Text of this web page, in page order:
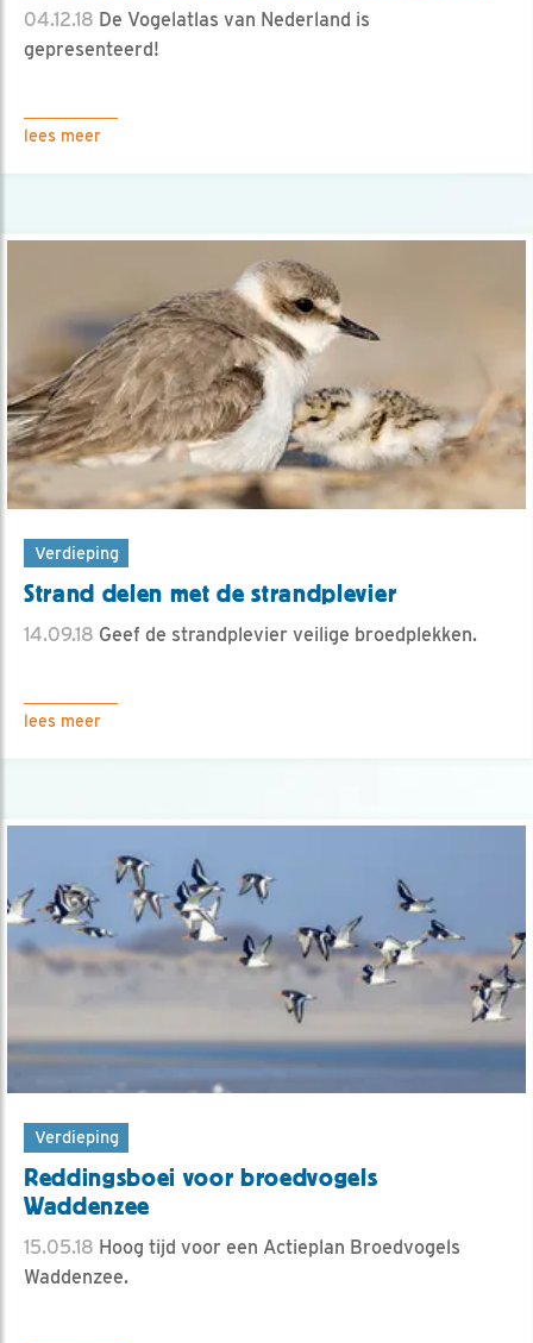
04.12.18 De Vogelatlas van Nederland is
gepresenteerd!
lees meer
Verdieping
Strand delen met de strandplevier
14.09.18 Geef de strandplevier veilige broedplekken.
lees meer
Verdieping
Reddingsboei voor broedvogels
Waddenzee
15.05.18 Hoog tijd voor een Actieplan Broedvogels
Waddenzee.